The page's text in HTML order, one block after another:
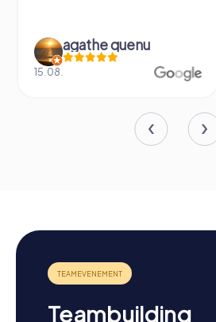
agathe quenu
15.08.
Teambuilding